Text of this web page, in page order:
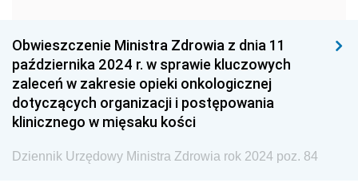
Dziennik Urzędowy Ministra Kultury i Dziedzictwa
Narodowego
Dziennik Urzędowy Komendy Głównej Policji
Dziennik Urzędowy Ministra Gospodarki
Konsumentów
Obwieszczenie Ministra Zdrowia z dnia 11
października 2024 r. w sprawie kluczowych
zaleceń w zakresie opieki onkologicznej
dotyczących organizacji i postępowania
klinicznego w mięsaku kości
Dziennik Urzędowy Ministra Zdrowia rok 2024 poz. 84